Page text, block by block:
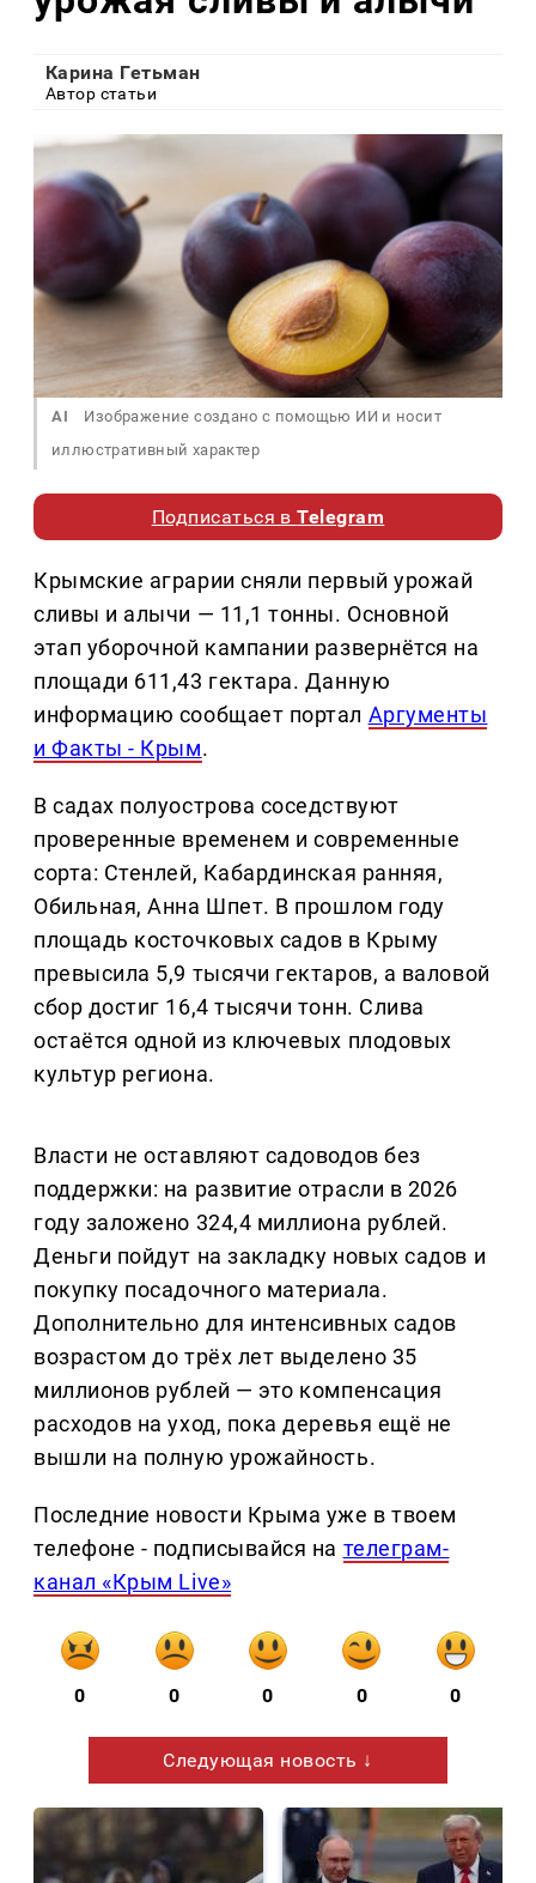
Карина Гетьман
Автор статьи
AI
Изображение создано с помощью ИИ и носит
иллюстративный характер
Подписаться вTelegram
Крымские аграрии сняли первый урожай
сливы и алычи — 11,1 тонны. Основной
этап уборочной кампании развернётся на
площади 611,43 гектара. Данную
информацию сообщает портал Аргументы
и Факты - Крым.
В садах полуострова соседствуют
проверенные временем и современные
сорта: Стенлей, Кабардинская ранняя,
Обильная, Анна Шпет. В прошлом году
площадь косточковых садов в Крыму
превысила 5,9 тысячи гектаров, а валовой
сбор достиг 16,4 тысячи тонн. Слива
остаётся одной из ключевых плодовых
культур региона.
Власти не оставляют садоводов без
поддержки: на развитие отрасли в 2026
году заложено 324,4 миллиона рублей.
Деньги пойдут на закладку новых садов и
покупку посадочного материала.
Дополнительно для интенсивных садов
возрастом до трёх лет выделено 35
миллионов рублей — это компенсация
расходов на уход, пока деревья ещё не
вышли на полную урожайность.
Последние новости Крыма уже в твоем
телефоне - подписывайся на телеграм-
канал «Крым Live»
0 0 0 0 0
Следующая новость ↓